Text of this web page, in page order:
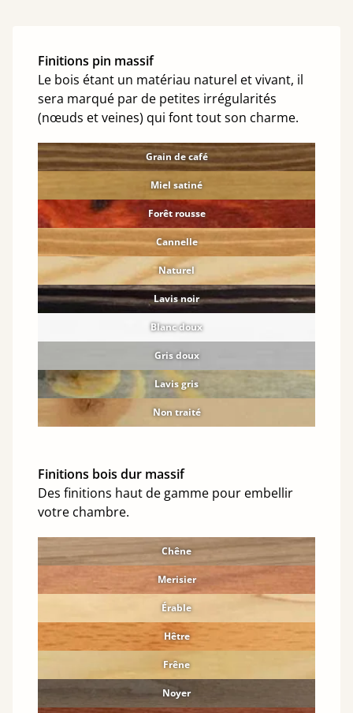
Finitions pin massif
Le bois étant un matériau naturel et vivant, il
sera marqué par de petites irrégularités
(nœuds et veines) qui font tout son charme.
Grain de café
Miel satiné
Forêt rousse
Cannelle
Naturel
Lavis noir
Blanc doux
Gris doux
Lavis gris
Non traité
Finitions bois dur massif
Des finitions haut de gamme pour embellir
votre chambre.
Chêne
Merisier
Érable
Hêtre
Frêne
Noyer